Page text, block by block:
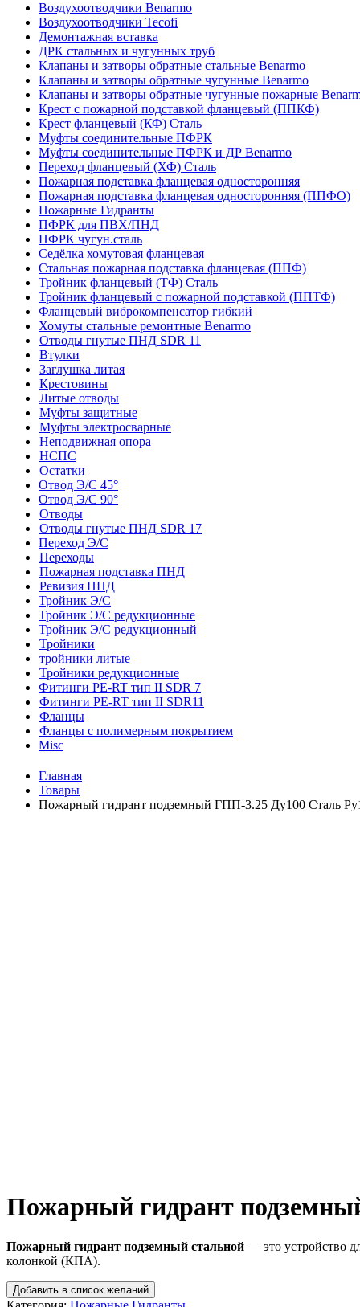
Воздухоотводчики Benarmo
Воздухоотводчики Tecofi
Демонтажная вставка
ДРК стальных и чугунных труб
Клапаны и затворы обратные стальные Benarmo
Клапаны и затворы обратные чугунные Benarmo
Клапаны и затворы обратные чугунные пожарные
Крест с пожарной подставкой фланцевый (ППКФ)
Крест фланцевый (КФ) Сталь
Муфты соединительные ПФРК
Муфты соединительные ПФРК и ДР Benarmo
Переход фланцевый (ХФ) Сталь
Пожарная подставка фланцевая односторонняя
Пожарная подставка фланцевая односторонняя (ППФО)
Пожарные Гидранты
ПФРК для ПВХ/ПНД
ПФРК чугун.сталь
Седёлка хомутовая фланцевая
Стальная пожарная подставка фланцевая (ППФ)
Тройник фланцевый (ТФ) Сталь
Тройник фланцевый с пожарной подставкой (ППТФ)
Фланцевый виброкомпенсатор гибкий
Хомуты стальные ремонтные Benarmo
Отводы гнутые ПНД SDR 11
Втулки
Заглушка литая
Крестовины
Литые отводы
Муфты защитные
Муфты электросварные
Неподвижная опора
НСПС
Остатки
Отвод Э/С 45°
Отвод Э/С 90°
Отводы
Отводы гнутые ПНД SDR 17
Переход Э/С
Переходы
Пожарная подставка ПНД
Ревизия ПНД
Тройник Э/С
Тройник Э/С редукционные
Тройник Э/С редукционный
Тройники
тройники литые
Тройники редукционные
Фитинги PE-RT тип II SDR 7
Фитинги PE-RT тип II SDR11
Фланцы
Фланцы с полимерным покрытием
Misc
Главная
Товары
Пожарный гидрант подземный ГПП-3.25 Ду100 Сталь
Пожарный гидрант
Пожарный гидрант подземный стальной — это устройство
колонкой (КПА).
Добавить в список желаний